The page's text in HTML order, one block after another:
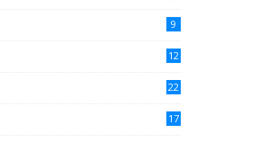
9
12
22
17